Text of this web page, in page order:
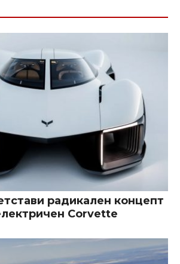
радикален концепт
Corvette